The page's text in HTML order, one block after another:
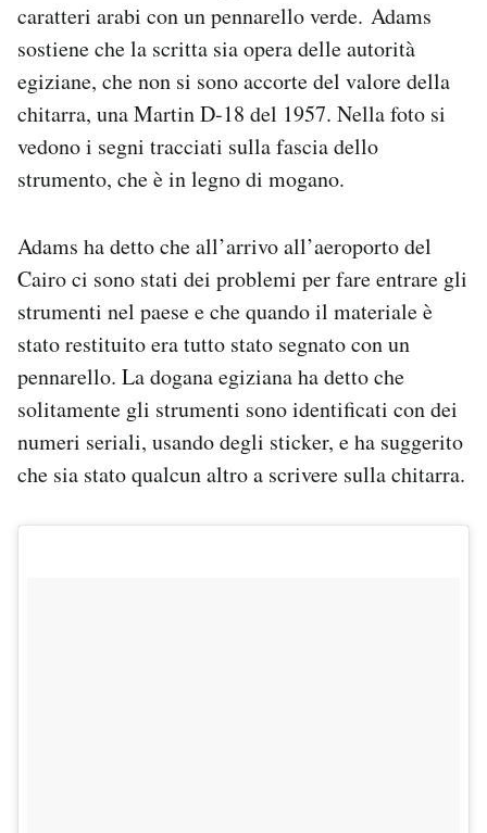
CALENDARIO
AREA PERSONALE
Area Personale
Newsletter
Notifiche mobile
Hai bisogno di aiuto?
Esci
caratteri arabi con un pennarello verde. Adams
sostiene che la scritta sia opera delle autorità
egiziane, che non si sono accorte del valore della
chitarra, una Martin D-18 del 1957. Nella foto si
vedono i segni tracciati sulla fascia dello
strumento, che è in legno di mogano.
Adams ha detto che all’arrivo all’aeroporto del
Cairo ci sono stati dei problemi per fare entrare gli
strumenti nel paese e che quando il materiale è
stato restituito era tutto stato segnato con un
pennarello. La dogana egiziana ha detto che
solitamente gli strumenti sono identificati con dei
numeri seriali, usando degli sticker, e ha suggerito
che sia stato qualcun altro a scrivere sulla chitarra.